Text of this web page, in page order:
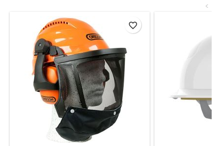
<
favorite_border